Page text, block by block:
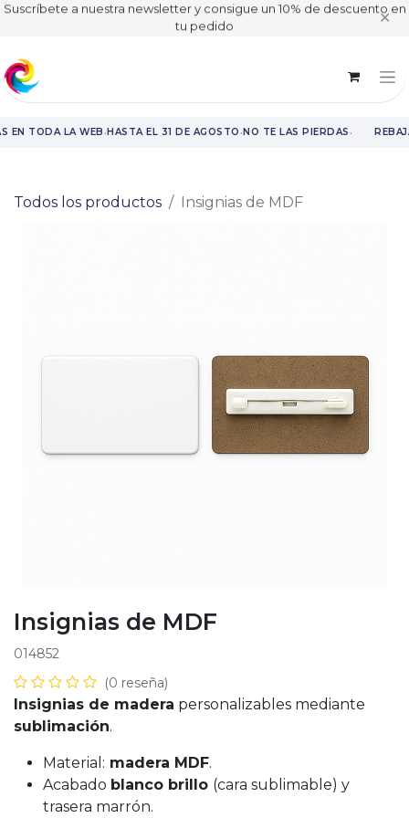
Suscríbete a nuestra newsletter y consigue un 10% de descuento en
tu pedido ✕
EN TODA LA WEB· HASTA EL 31 DE AGOSTO· NO TE LAS PIERDAS·
Todos los productos Insignias de MDF
Insignias de MDF
014852
(0 reseña)
Insignias de madera personalizables mediante
sublimación.
Material: madera MDF.
Acabado blanco brillo (cara sublimable) y
trasera marrón.